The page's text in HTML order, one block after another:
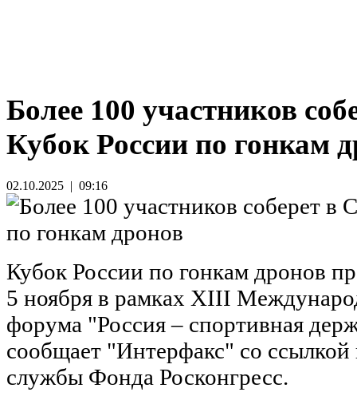
Более 100 участников
Кубок России по гонкам
02.10.2025 | 09:16
Кубок России по гонкам дронов
5 ноября в рамках XIII
форума "Россия – спортивная
сообщает "Интерфакс" со
службы Фонда Росконгресс.